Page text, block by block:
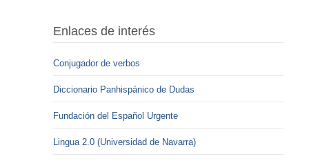
Enlaces de interés
Conjugador de verbos
Diccionario Panhispánico de Dudas
Fundación del Español Urgente
Lingua 2.0 (Universidad de Navarra)